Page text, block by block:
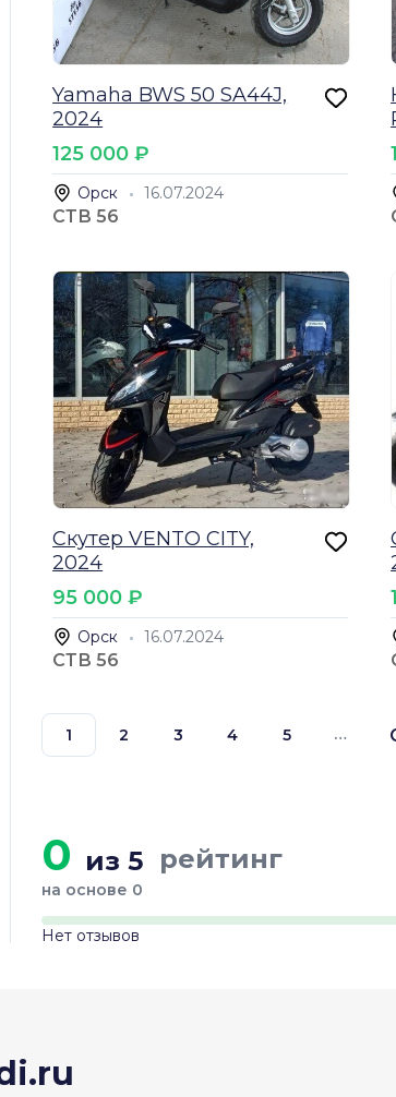
Yamaha BWS 50 SA44J,
2024
125 000 ₽
Орск 16.07.2024
СТВ 56
Скутер VENTO CITY,
2024
95 000 ₽
Орск 16.07.2024
СТВ 56
1 2 3 4 5 …
0 из 5 рейтинг
на основе 0
Нет отзывов